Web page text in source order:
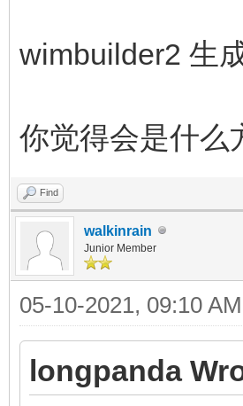
wimbuilder2 生
你觉得会是什么
Find
walkinrain
Junior Member
05-10-2021, 09:10 AM
longpanda